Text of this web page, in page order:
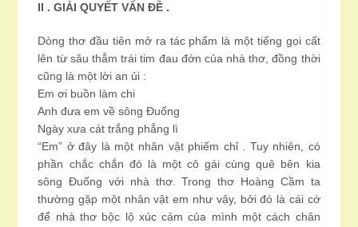
II . GIẢI QUYẾT VẤN ĐỀ .
Dòng thơ đầu tiên mở ra tác phẩm là một tiếng gọi cất
lên từ sâu thẳm trái tim đau đớn của nhà thơ, đồng thời
cũng là một lời an ủi :
Em ơi buồn làm chi
Anh đưa em về sông Đuống
Ngày xưa cát trắng phẳng lì
“Em” ở đây là một nhân vật phiếm chỉ . Tuy nhiên, có
phần chắc chắn đó là một cô gái cùng quê bên kia
sông Đuống với nhà thơ. Trong thơ Hoàng Cầm ta
thường gặp một nhân vật em như vậy, bởi đó là cái cớ
để nhà thơ bộc lộ xúc cảm của mình một cách chân